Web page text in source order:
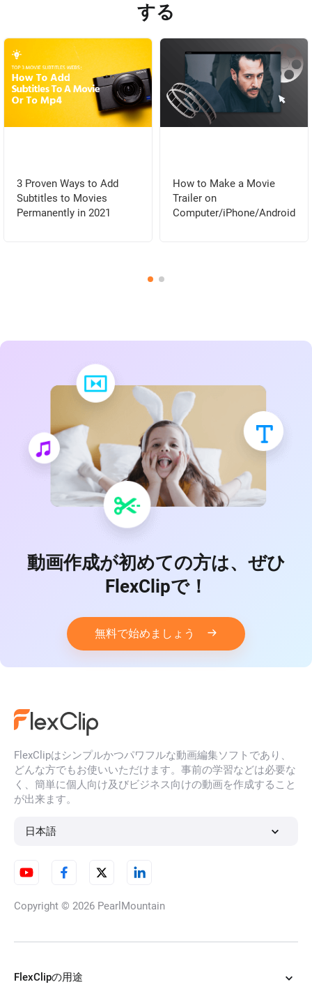
する
3 Proven Ways to Add
Subtitles to Movies
Permanently in 2021
How to Make a Movie
Trailer on
Computer/iPhone/Android
動画作成が初めての方は、ぜひ
FlexClipで！
無料で始めましょう
FlexClipはシンプルかつパワフルな動画編集ソフトであり、
どんな方でもお使いいただけます。事前の学習などは必要な
く、簡単に個人向け及びビジネス向けの動画を作成すること
が出来ます。
日本語
Copyright © 2026 PearlMountain
FlexClipの用途